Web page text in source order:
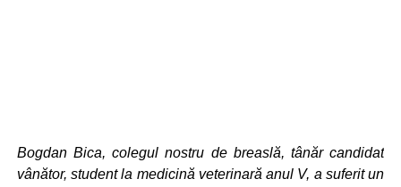
Bogdan Bica, colegul nostru de breaslă, tânăr candidat
vânător, student la medicină veterinară anul V, a suferit un